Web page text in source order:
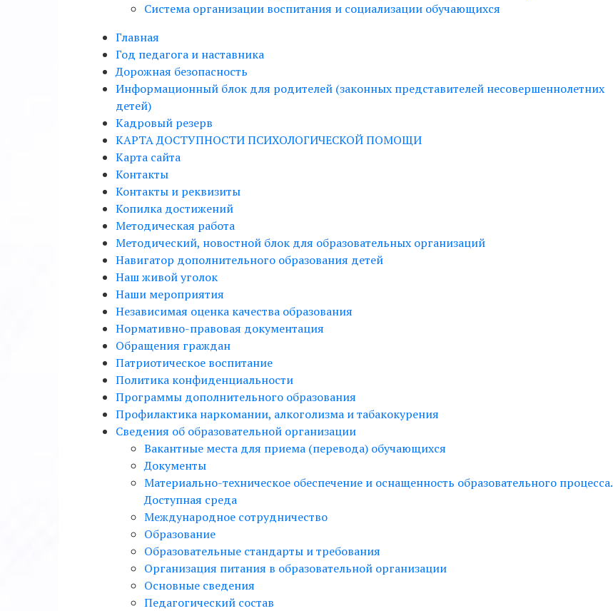
Система организации воспитания и социализации обучающихся
Главная
Год педагога и наставника
Дорожная безопасность
Информационный блок для родителей (законных представителей несовершеннолетних
детей)
Кадровый резерв
КАРТА ДОСТУПНОСТИ ПСИХОЛОГИЧЕСКОЙ ПОМОЩИ
Карта сайта
Контакты
Контакты и реквизиты
Копилка достижений
Методическая работа
Методический, новостной блок для образовательных организаций
Навигатор дополнительного образования детей
Наш живой уголок
Наши мероприятия
Независимая оценка качества образования
Нормативно-правовая документация
Обращения граждан
Патриотическое воспитание
Политика конфиденциальности
Программы дополнительного образования
Профилактика наркомании, алкоголизма и табакокурения
Сведения об образовательной организации
Вакантные места для приема (перевода) обучающихся
Документы
Материально-техническое обеспечение и оснащенность образовательного процесса.
Доступная среда
Международное сотрудничество
Образование
Образовательные стандарты и требования
Организация питания в образовательной организации
Основные сведения
Педагогический состав